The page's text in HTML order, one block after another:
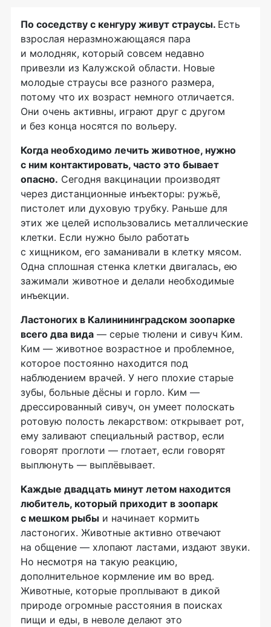
По соседству с кенгуру живут страусы. Есть
взрослая неразмножающаяся пара
и молодняк, который совсем недавно
привезли из Калужской области. Новые
молодые страусы все разного размера,
потому что их возраст немного отличается.
Они очень активны, играют друг с другом
и без конца носятся по вольеру.
Когда необходимо лечить животное, нужно
с ним контактировать, часто это бывает
опасно. Сегодня вакцинации производят
через дистанционные инъекторы: ружьё,
пистолет или духовую трубку. Раньше для
этих же целей использовались металлические
клетки. Если нужно было работать
с хищником, его заманивали в клетку мясом.
Одна сплошная стенка клетки двигалась, ею
зажимали животное и делали необходимые
инъекции.
Ластоногих в Калинининградском зоопарке
всего два вида — серые тюлени и сивуч Ким.
Ким — животное возрастное и проблемное,
которое постоянно находится под
наблюдением врачей. У него плохие старые
зубы, больные дёсны и горло. Ким —
дрессированный сивуч, он умеет полоскать
ротовую полость лекарством: открывает рот,
ему заливают специальный раствор, если
говорят проглоти — глотает, если говорят
выплюнуть — выплёвывает.
Каждые двадцать минут летом находится
любитель, который приходит в зоопарк
с мешком рыбы и начинает кормить
ластоногих. Животные активно отвечают
на общение — хлопают ластами, издают звуки.
Но несмотря на такую реакцию,
дополнительное кормление им во вред.
Животные, которые проплывают в дикой
природе огромные расстояния в поисках
пищи и еды, в неволе делают это